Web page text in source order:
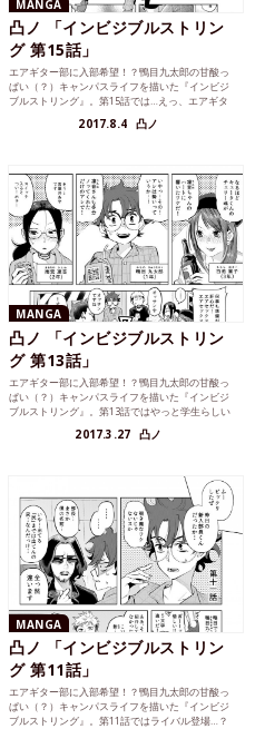
MANGA
凸ノ 「インビジブルストリン
グ 第15話」
エアギター部に入部希望！？鴨目九太郎の甘酸っ
ぱい（？）キャンパスライフを描いた『インビジ
ブルストリング』。第15話では…えっ、エアギタ
ー部が廃部！？存続の条件とは！？
2017.8.4 凸ノ
MANGA
凸ノ 「インビジブルストリン
グ 第13話」
エアギター部に入部希望！？鴨目九太郎の甘酸っ
ぱい（？）キャンパスライフを描いた『インビジ
ブルストリング』。第13話ではやっと学生らしい
2017.3.27 凸ノ
MANGA
凸ノ 「インビジブルストリン
グ 第11話」
エアギター部に入部希望！？鴨目九太郎の甘酸っ
ぱい（？）キャンパスライフを描いた『インビジ
ブルストリング』。第11話ではライバル登場…？